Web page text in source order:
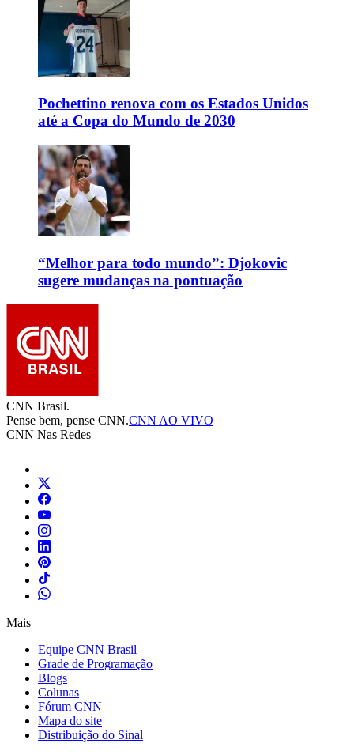
Pochettino renova com os Estados Unidos
até a Copa do Mundo de 2030
“Melhor para todo mundo”: Djokovic
sugere mudanças na pontuação
CNN Brasil.
Pense bem, pense CNN.CNN AO VIVO
CNN Nas Redes
Mais
Equipe CNN Brasil
Grade de Programação
Blogs
Colunas
Fórum CNN
Mapa do site
Distribuição do Sinal